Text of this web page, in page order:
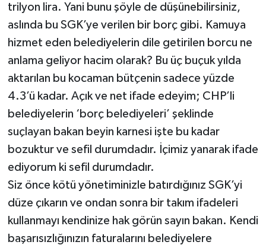
trilyon lira. Yani bunu şöyle de düşünebilirsiniz,
aslında bu SGK’ye verilen bir borç gibi. Kamuya
hizmet eden belediyelerin dile getirilen borcu ne
anlama geliyor hacim olarak? Bu üç buçuk yılda
aktarılan bu kocaman bütçenin sadece yüzde
4.3’ü kadar. Açık ve net ifade edeyim; CHP’li
belediyelerin ‘borç belediyeleri’ şeklinde
suçlayan bakan beyin karnesi işte bu kadar
bozuktur ve sefil durumdadır. İçimiz yanarak ifade
ediyorum ki sefil durumdadır.
Siz önce kötü yönetiminizle batırdığınız SGK’yi
düze çıkarın ve ondan sonra bir takım ifadeleri
kullanmayı kendinize hak görün sayın bakan. Kendi
başarısızlığınızın faturalarını belediyelere